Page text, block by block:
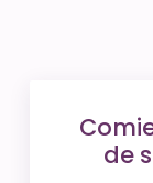
de